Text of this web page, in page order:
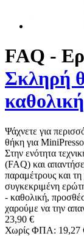
FAQ -
Σκληρή
καθολική
Ψάχνετε για
θήκη για
Στην ενότητα
(FAQ) και
παραμέτρους και
συγκεκριμένη
- καθολική,
χαρούμε να την
23,90 €
Χωρίς ΦΠΑ: 19,27